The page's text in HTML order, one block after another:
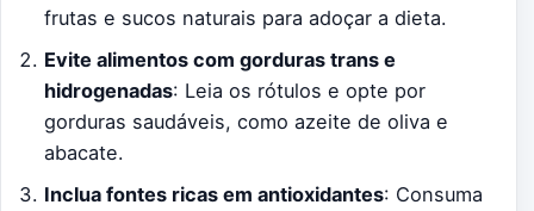
frutas e sucos naturais para adoçar a dieta.
Evite alimentos com gorduras trans e
hidrogenadas: Leia os rótulos e opte por
gorduras saudáveis, como azeite de oliva e
abacate.
Inclua fontes ricas em antioxidantes: Consuma